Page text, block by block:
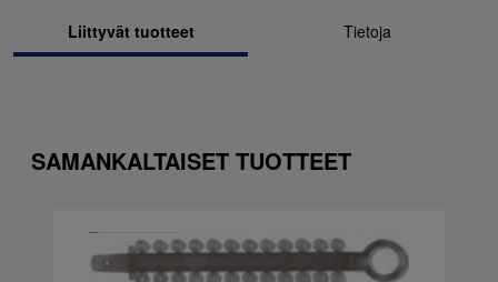
Liittyvät tuotteet Tietoja
SAMANKALTAISET TUOTTEET